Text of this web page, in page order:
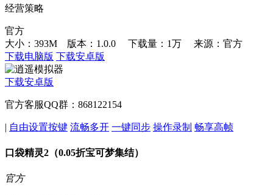
经营策略
官方
大小：393M 版本：1.0.0
下载量：1万
来源：官方
下载电脑版 下载安卓版
下载安卓版
官方客服QQ群：868122154
| 自由设置按键 流畅多开 一键同步 操作录制 畅享高帧
口袋精灵2（0.05折宝可梦集结）
官方